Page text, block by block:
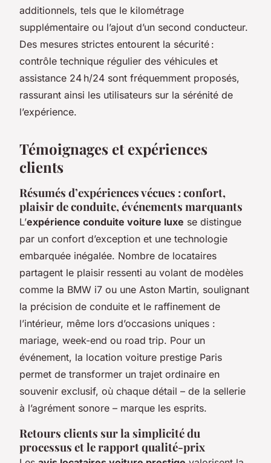
additionnels, tels que le kilométrage
supplémentaire ou l’ajout d’un second conducteur.
Des mesures strictes entourent la sécurité :
contrôle technique régulier des véhicules et
assistance 24 h/24 sont fréquemment proposés,
rassurant ainsi les utilisateurs sur la sérénité de
l’expérience.
Témoignages et expériences
clients
Résumés d’expériences vécues : confort,
plaisir de conduite, événements marquants
L’expérience conduite voiture luxe se distingue
par un confort d’exception et une technologie
embarquée inégalée. Nombre de locataires
partagent le plaisir ressenti au volant de modèles
comme la BMW i7 ou une Aston Martin, soulignant
la précision de conduite et le raffinement de
l’intérieur, même lors d’occasions uniques :
mariage, week-end ou road trip. Pour un
événement, la location voiture prestige Paris
permet de transformer un trajet ordinaire en
souvenir exclusif, où chaque détail – de la sellerie
à l’agrément sonore – marque les esprits.
Retours clients sur la simplicité du
processus et le rapport qualité-prix